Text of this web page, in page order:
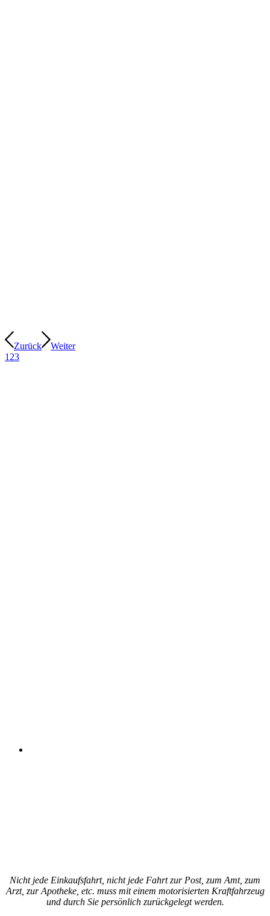
Zurück
Weiter
1 23
Nicht jede Einkaufsfahrt, nicht jede Fahrt zur Post, zum Amt, zum
Arzt, zur Apotheke, etc. muss mit einem motorisierten Kraftfahrzeug
und durch Sie persönlich zurückgelegt werden.